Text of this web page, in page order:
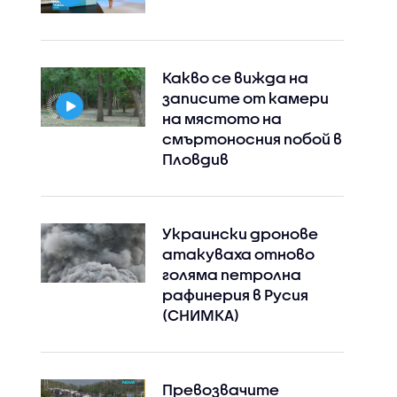
Какво се вижда на
записите от камери
на мястото на
смъртоносния побой в
Пловдив
Украински дронове
атакуваха отново
голяма петролна
рафинерия в Русия
(СНИМКА)
Превозвачите